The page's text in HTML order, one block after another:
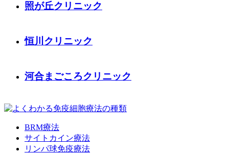
照が丘クリニック
恒川クリニック
河合まごころクリニック
BRM療法
サイトカイン療法
リンパ球免疫療法